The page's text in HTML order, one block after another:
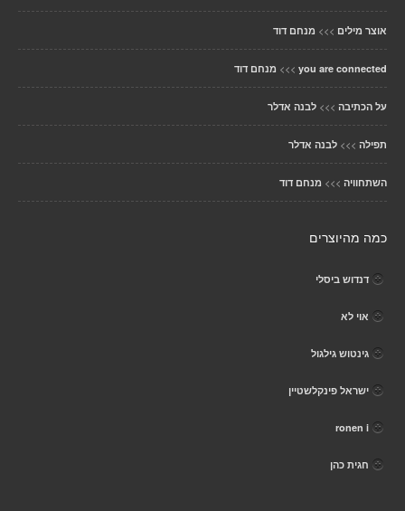
אוצר מילים >>> מנחם דוד
you are connected
>>> מנחם דוד
על הכתיבה >>> לבנה אדלר
תפילה >>> לבנה אדלר
השתחוויה >>> מנחם דוד
כמה מהיוצרים
דנדוש ביסלי
אוי לא
גינטוש גילגול
ישראל פינקלשטיין
ronen i
חגית כהן